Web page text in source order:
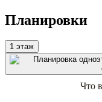
Планировки
1 этаж
Что